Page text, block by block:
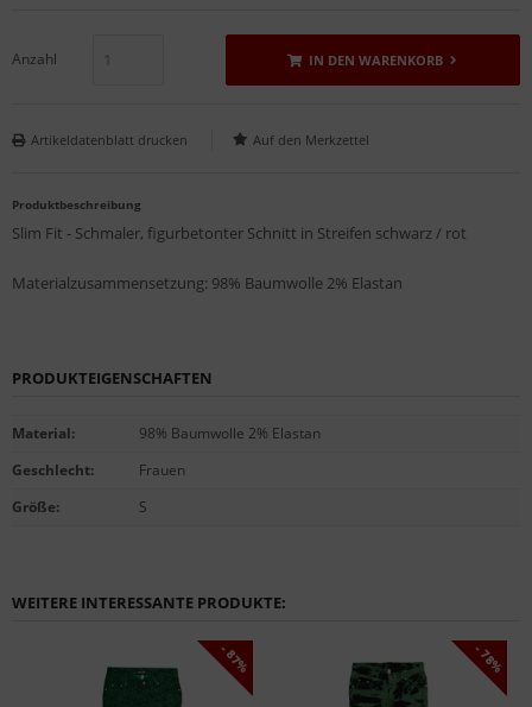
Anzahl IN DEN WARENKORB
Artikeldatenblatt drucken
Produktbeschreibung
Slim Fit - Schmaler, figurbetonter Schnitt in Streifen schwarz / rot
Materialzusammensetzung: 98% Baumwolle 2% Elastan
PRODUKTEIGENSCHAFTEN
Material:
98% Baumwolle 2% Elastan
Geschlecht:
Frauen
Größe: S
WEITERE INTERESSANTE PRODUKTE:
- 87% - 78%